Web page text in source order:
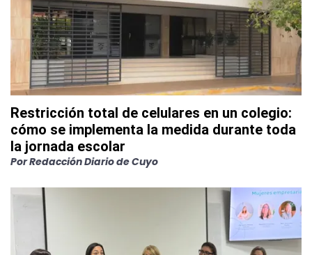
Restricción total de celulares en un colegio:
cómo se implementa la medida durante toda
la jornada escolar
PorRedacción Diario de Cuyo